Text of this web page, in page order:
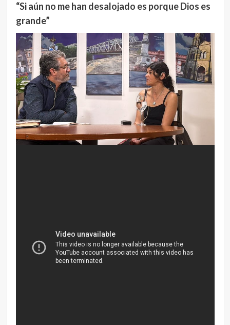
“Si aún no me han desalojado es porque Dios es
grande”